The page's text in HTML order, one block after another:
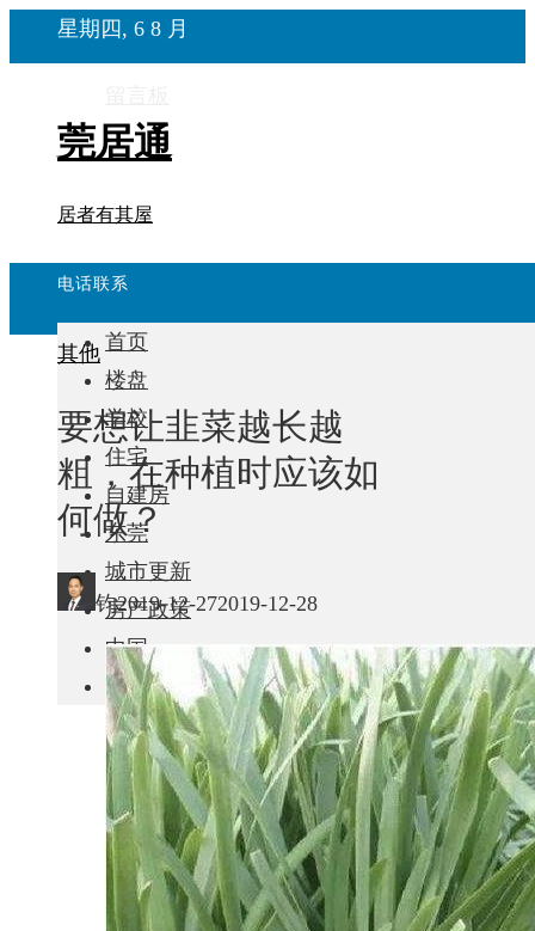
星期四, 6 8 月
莞居通
居者有其屋
电话联系
首页
楼盘
学校
住宅
自建房
东莞
城市更新
房产政策
中国
其他
其他
要想让韭菜越长越
粗，在种植时应该如
何做？
钧2019-12-272019-12-28